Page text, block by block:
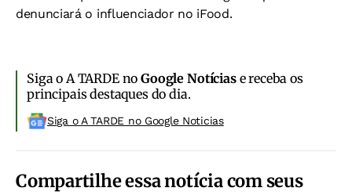
denunciará o influenciador no iFood.
Siga o A TARDE noGoogle Notíciase receba os
principais destaques do dia.
Siga o A TARDE no Google Noticias
Compartilhe essa notícia com seus